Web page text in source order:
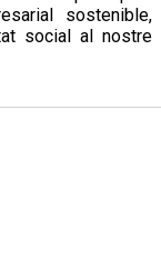
sostenible,
social al nostre